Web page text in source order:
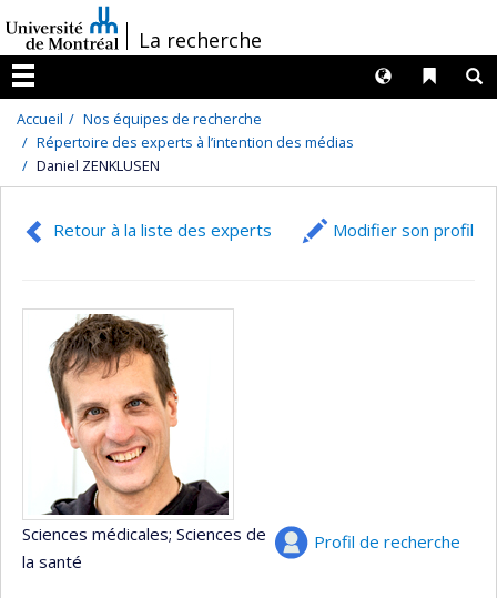
au
contenu
/La recherche
Menu
Liens
Langues
Accueil
Nos équipes de recherche
Répertoire des experts à l’intention des médias
Daniel ZENKLUSEN
Retour à la liste des experts Modifier son profil
Profil de recherche
Sciences médicales; Sciences de
la santé